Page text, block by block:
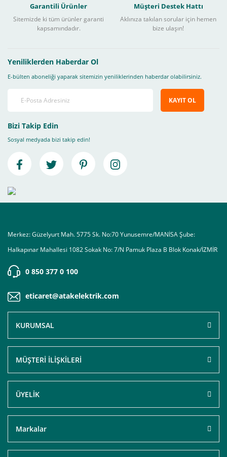
Garantili Ürünler
Sitemizde ki tüm ürünler garanti
kapsamındadır.
Müşteri Destek Hattı
Aklınıza takılan sorular için hemen
bize ulaşın!
Yeniliklerden Haberdar Ol
E-bülten aboneliği yaparak sitemizin yeniliklerinden haberdar olabilirsiniz.
KAYIT OL
Bizi Takip Edin
Sosyal medyada bizi takip edin!
Merkez: Güzelyurt Mah. 5775 Sk. No:70 Yunusemre/MANİSA Şube:
Halkapınar Mahallesi 1082 Sokak No: 7/N Pamuk Plaza B Blok Konak/İZMİR
0 850 377 0 100
eticaret@atakelektrik.com
KURUMSAL
MÜŞTERİ İLİŞKİLERİ
ÜYELİK
Markalar